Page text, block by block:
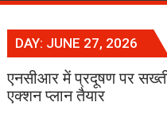
DAY: JUNE 27, 2026
एनसीआर में प्रदूषण पर
एक्शन प्लान तैयार